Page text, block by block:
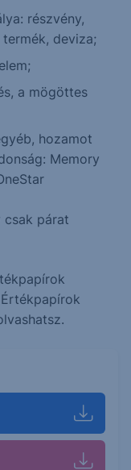
részvény,
deviza;
a mögöttes
hozamot
Memory
párat